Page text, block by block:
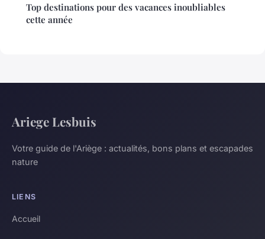
Top destinations pour des vacances inoubliables
cette année
Ariege Lesbuis
Votre guide de l'Ariège : actualités, bons plans et escapades
nature
LIENS
Accueil